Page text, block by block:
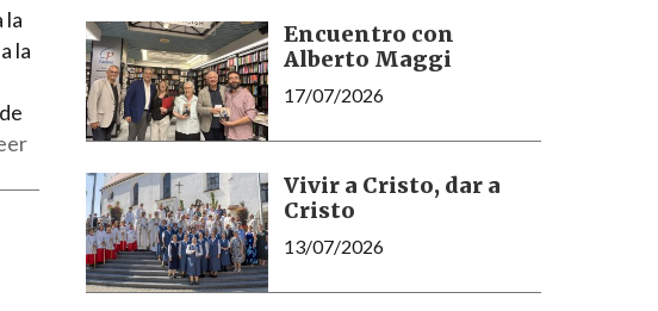
la
la
Encuentro con
Alberto Maggi
17/07/2026
Vivir a Cristo, dar a
Cristo
13/07/2026